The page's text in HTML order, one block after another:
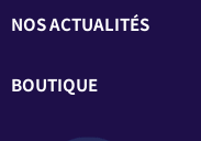
NOS ACTUALITÉS
BOUTIQUE